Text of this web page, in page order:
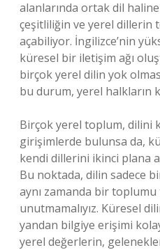
alanlarında ortak dil
çeşitliliğin ve yerel dillerin
açabiliyor. İngilizce’nin
küresel bir iletişim ağı
birçok yerel dilin yok
bu durum, yerel halkların
Birçok yerel toplum, dilini
girişimlerde bulunsa da,
kendi dillerini ikinci plana
Bu noktada, dilin sadece
aynı zamanda bir
unutmamalıyız. Küresel
yandan bilgiye erişimi
yerel değerlerin,